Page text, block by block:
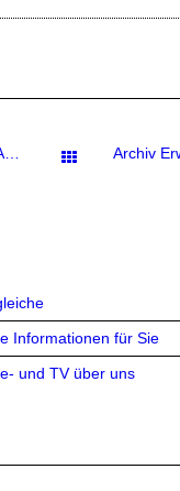
Alle Beiträge
Informationen für Sie
und TV über uns